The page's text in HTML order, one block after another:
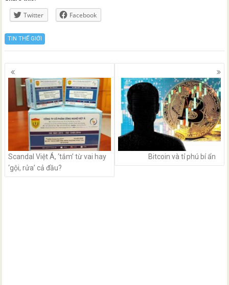
Twitter Facebook
TIN THẾ GIỚI
Posts
navigation
Scandal Việt Á, ‘tắm’ từ vai hay
‘gội, rửa’ cả đầu?
Bitcoin và tỉ phú bí ẩn